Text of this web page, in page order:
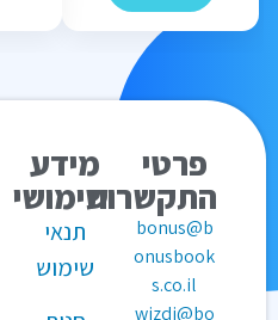
פרטי
התקשרות
bonus@b
onusbook
s.co.il
wizdi@bo
מידע
שימושי
תנאי
שימוש